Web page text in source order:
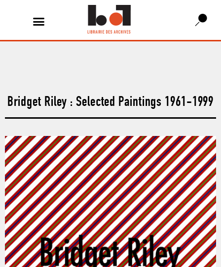
Bridget Riley : Selected Paintings 1961-1999